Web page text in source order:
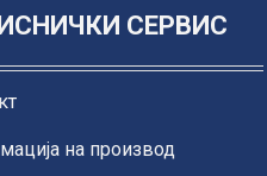
СЕРВИС
на производ